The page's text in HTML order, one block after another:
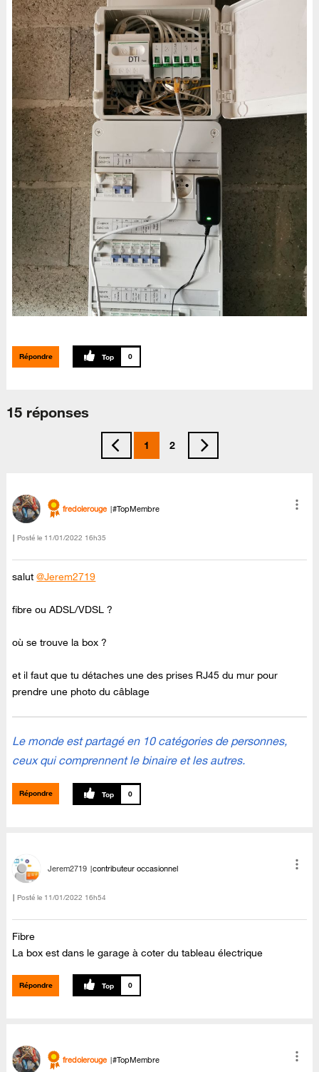
Répondre 0
15 réponses
1 2
fredolerouge #TopMembre
Posté le ‎11/01/2022 16h35
salut@Jerem2719
fibre ou ADSL/VDSL ?
où se trouve la box ?
et il faut que tu détaches une des prises RJ45 du mur pour
prendre une photo du câblage
Le monde est partagé en 10 catégories de personnes,
ceux qui comprennent le binaire et les autres.
Répondre 0
Jerem2719 contributeur occasionnel
Posté le ‎11/01/2022 16h54
Fibre
La box est dans le garage à coter du tableau électrique
Répondre 0
fredolerouge #TopMembre